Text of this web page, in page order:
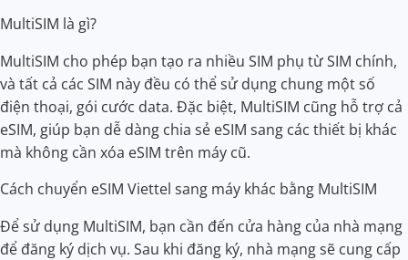
MultiSIM là gì?
MultiSIM cho phép bạn tạo ra nhiều SIM phụ từ SIM chính,
và tất cả các SIM này đều có thể sử dụng chung một số
điện thoại, gói cước data. Đặc biệt, MultiSIM cũng hỗ trợ cả
eSIM, giúp bạn dễ dàng chia sẻ eSIM sang các thiết bị khác
mà không cần xóa eSIM trên máy cũ.
Cách chuyển eSIM Viettel sang máy khác bằng MultiSIM
Để sử dụng MultiSIM, bạn cần đến cửa hàng của nhà mạng
để đăng ký dịch vụ. Sau khi đăng ký, nhà mạng sẽ cung cấp